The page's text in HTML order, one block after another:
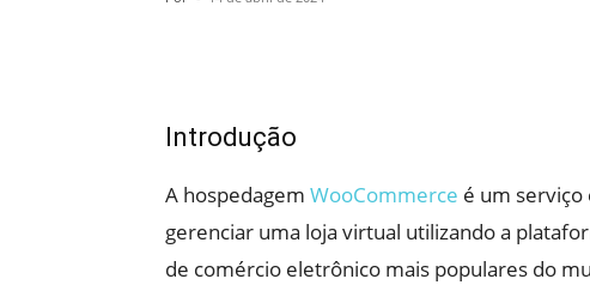
Introdução
A hospedagem WooCommerce é um serviço
gerenciar uma loja virtual utilizando a
de comércio eletrônico mais populares do